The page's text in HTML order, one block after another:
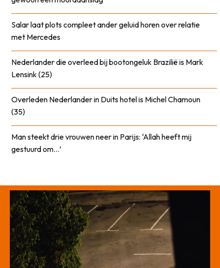
Salar laat plots compleet ander geluid horen over relatie
met Mercedes
Nederlander die overleed bij bootongeluk Brazilië is Mark
Lensink (25)
Overleden Nederlander in Duits hotel is Michel Chamoun
(35)
Man steekt drie vrouwen neer in Parijs: ‘Allah heeft mij
gestuurd om…’